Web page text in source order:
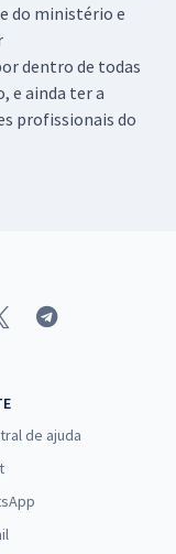
do ministério e
dentro de todas
e ainda ter a
profissionais do
de ajuda